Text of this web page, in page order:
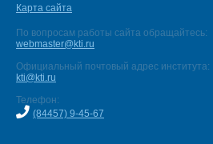
Карта сайта
По вопросам работы сайта обращайтесь:
webmaster@kti.ru
Официальный почтовый адрес института:
kti@kti.ru
Телефон:
(84457) 9-45-67